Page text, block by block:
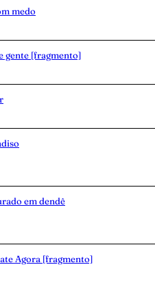
medo
gente [fragmento]
em dendê
Agora [fragmento]